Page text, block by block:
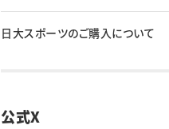
日大スポーツのご購入について
公式X